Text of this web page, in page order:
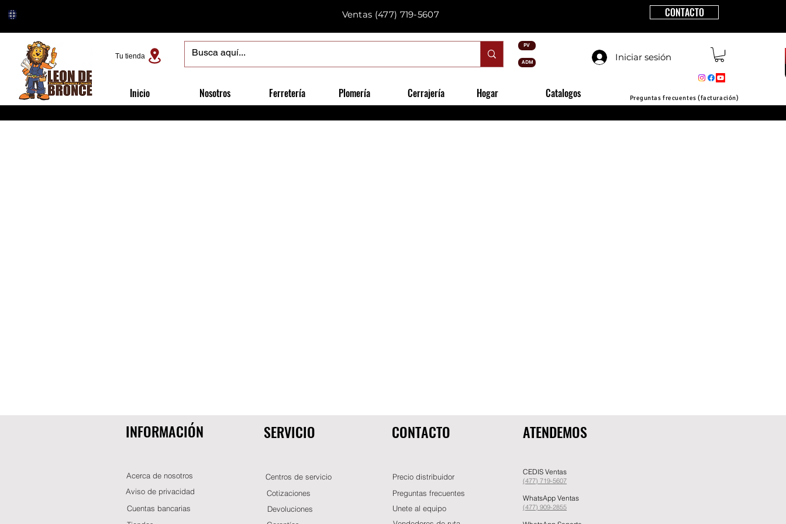
PV
ADM
Ventas (477) 719-5607 CONTACTO
Iniciar sesión
Tu tienda
Inicio Nosotros Ferretería Plomería Cerrajería Hogar Catalogos Preguntas frecuentes (facturación)
INFORMACIÓN
Acerca de nosotros
Aviso de privacidad
Cuentas bancarias
SERVICIO
Centros de servicio
Cotizaciones
Devoluciones
CONTACTO
Precio distribuidor
Preguntas frecuentes
Unete al equipo
ATENDEMOS
CEDIS Ventas
(477) 719-5607
WhatsApp Ventas
(477) 909-2855